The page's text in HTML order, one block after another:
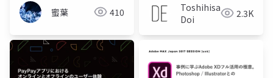
蜜葉 410
Toshihisa
Doi
2.3K